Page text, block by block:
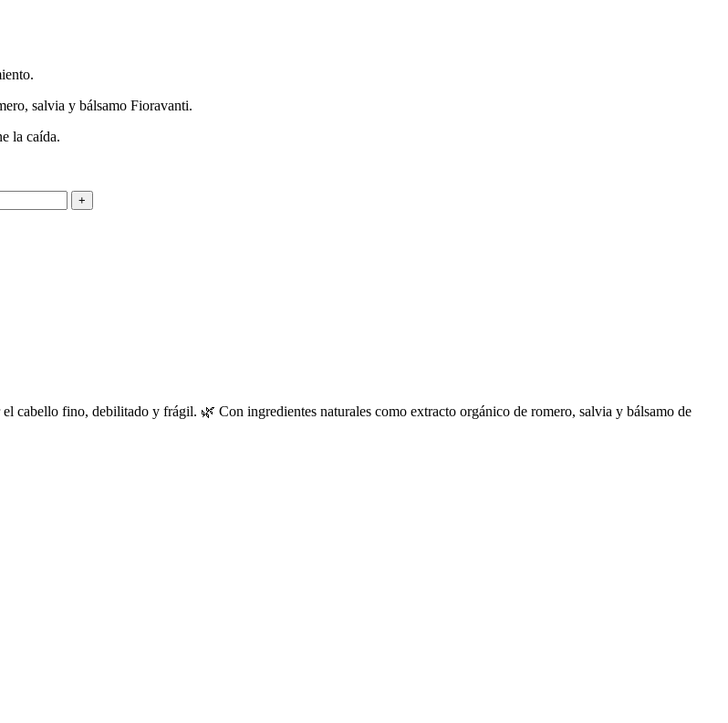
salvia y bálsamo Fioravanti.
la caída.
fino, debilitado y frágil. 🌿 Con ingredientes naturales como extracto orgánico de romero, salvia y bálsamo de